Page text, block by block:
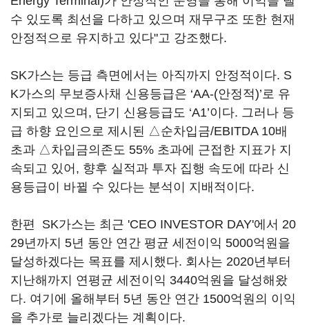
수 있도록 최선을 다하고 있으며 재무구조 또한 현재
안정적으로 유지하고 있다"고 강조했다.
SK가스는 등급 측면에서는 아직까지 안정적이다. S
K가스의 무보증사채 신용등급은 ‘AA-(안정적)’로 유
지되고 있으며, 단기 신용등급도 ‘A1’이다. 그러나 등
급 하향 요인으로 제시된 △순차입금/EBITDA 10배
초과 △차입금의존도 55% 초과에 근접한 지표가 지
속되고 있어, 향후 실적과 투자 집행 속도에 따라 신
용등급이 바뀔 수 있다는 분석이 지배적이다.
한편 SK가스는 최근 'CEO INVESTOR DAY'에서 20
29년까지 5년 동안 연간 평균 세전이익 5000억원을
달성하겠다는 목표를 제시했다. 회사는 2020년부터
지난해까지 연평균 세전이익 3440억원을 달성해왔
다. 여기에 올해부터 5년 동안 연간 1500억원의 이익
을 추가로 늘리겠다는 계획이다.